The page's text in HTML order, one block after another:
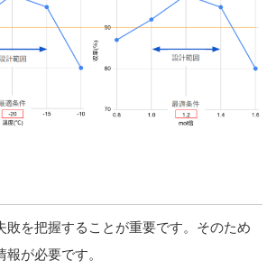
敗を把握することが重要です。そのため
が必要です。